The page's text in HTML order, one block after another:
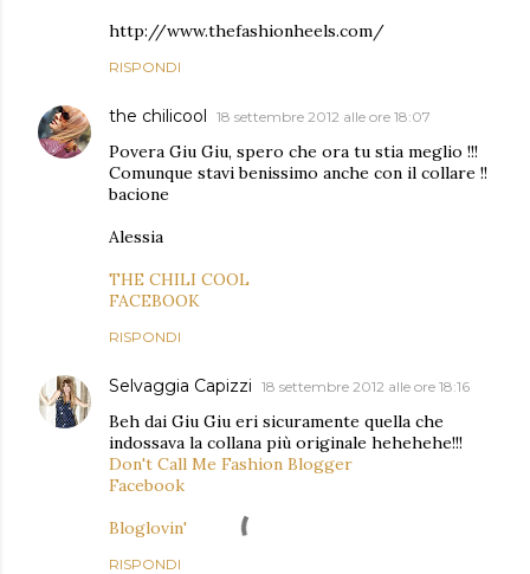
http://www.thefashionheels.com/
RISPONDI
the chilicool 18 settembre 2012 alle ore 18:07
Povera Giu Giu, spero che ora tu stia meglio !!!
Comunque stavi benissimo anche con il collare !!
bacione
Alessia
THE CHILI COOL
FACEBOOK
RISPONDI
Selvaggia Capizzi 18 settembre 2012 alle ore 18:16
Beh dai Giu Giu eri sicuramente quella che
indossava la collana più originale hehehehe!!!
Don't Call Me Fashion Blogger
Facebook
Bloglovin'
RISPONDI